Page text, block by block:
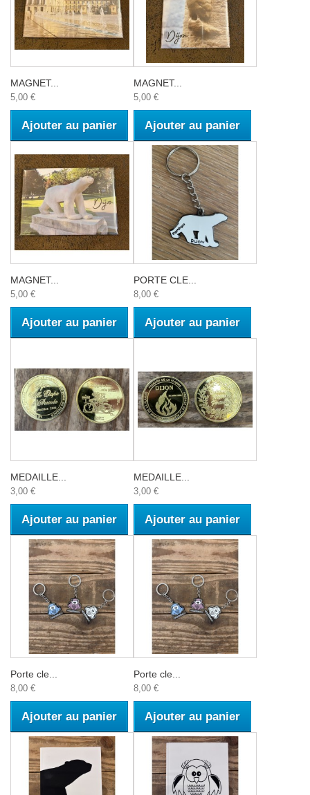
MAGNET...
5,00 €
Ajouter au panier
MAGNET...
5,00 €
Ajouter au panier
MAGNET...
5,00 €
Ajouter au panier
PORTE CLE...
8,00 €
Ajouter au panier
MEDAILLE...
3,00 €
Ajouter au panier
MEDAILLE...
3,00 €
Ajouter au panier
Porte cle...
8,00 €
Ajouter au panier
Porte cle...
8,00 €
Ajouter au panier